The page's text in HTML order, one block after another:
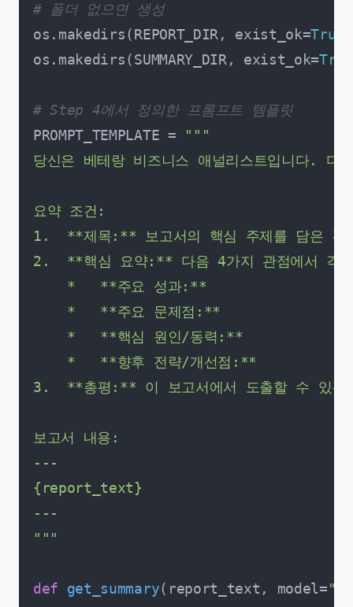
# 폴더 없으면 생성
os.makedirs(REPORT_DIR, exist_ok=True
os.makedirs(SUMMARY_DIR, exist_ok=True
# Step 4에서 정의한 프롬프트 템플릿
PROMPT_TEMPLATE =
"""
당신은 베테랑 비즈니스 애널리스트입니다.
요약 조건:
1.  **제목:** 보고서의 핵심 주제를 담은 간
2.  **핵심 요약:** 다음 4가지 관점에서 각
    *   **주요 성과:**
    *   **주요 문제점:**
    *   **핵심 원인/동력:**
    *   **향후 전략/개선점:**
3.  **총평:** 이 보고서에서 도출할 수 있는
보고서 내용:
---
{report_text}
---
"""
def get_summary( report_text, model=